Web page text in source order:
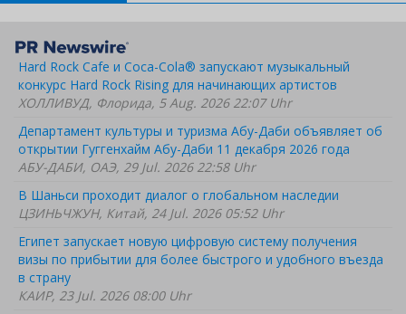
Hard Rock Cafe и Coca-Cola® запускают музыкальный
конкурс Hard Rock Rising для начинающих артистов
ХОЛЛИВУД, Флорида, 5 Aug. 2026 22:07 Uhr
Департамент культуры и туризма Абу-Даби объявляет об
открытии Гуггенхайм Абу-Даби 11 декабря 2026 года
АБУ-ДАБИ, ОАЭ, 29 Jul. 2026 22:58 Uhr
В Шаньси проходит диалог о глобальном наследии
ЦЗИНЬЧЖУН, Китай, 24 Jul. 2026 05:52 Uhr
Египет запускает новую цифровую систему получения
визы по прибытии для более быстрого и удобного въезда
в страну
КАИР, 23 Jul. 2026 08:00 Uhr